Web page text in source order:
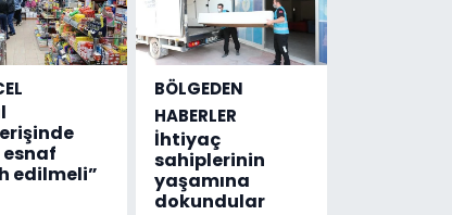
edilmeli”
BÖLGEDEN
HABERLER
İhtiyaç
sahiplerinin
yaşamına
dokundular